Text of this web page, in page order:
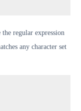
regular expression
any character set